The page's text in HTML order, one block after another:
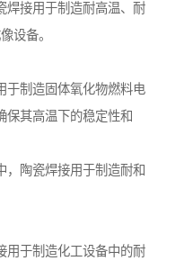
接用于制造耐高温、耐
设备。
制造固体氧化物燃料电
保其高温下的稳定性和
陶瓷焊接用于制造耐和
于制造化工设备中的耐